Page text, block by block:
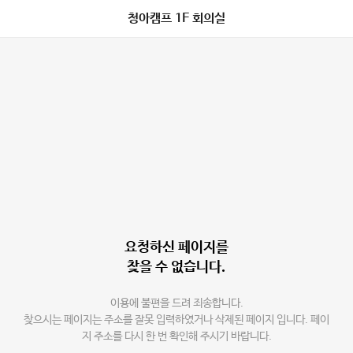
청아캠프 1F 회의실
요청하신 페이지를
찾을 수 없습니다.
이용에 불편을 드려 죄송합니다.
찾으시는 페이지는 주소를 잘못 입력하였거나 삭제된 페이지 입니다. 페이
지 주소를 다시 한 번 확인해 주시기 바랍니다.